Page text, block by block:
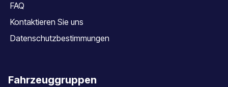
FAQ
Kontaktieren Sie uns
Datenschutzbestimmungen
Fahrzeuggruppen